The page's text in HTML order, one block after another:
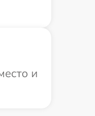
и